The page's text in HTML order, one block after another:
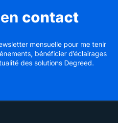
contact
mensuelle pour me tenir
bénéficier d’éclairages
des solutions Degreed.